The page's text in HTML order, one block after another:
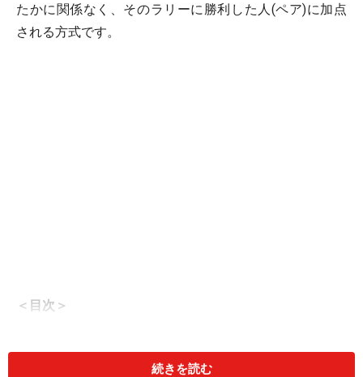
たかに関係なく、そのラリーに勝利した人(ペア)に加点
される方式です。
＜目次＞
サーブを打つ人の順番は決まっている！
続きを読む